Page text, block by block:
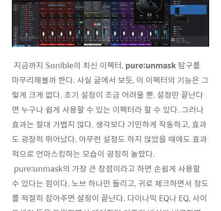
지금까지 Sonible의 최신 이펙터, pure:unmask 탐구를
마무리해볼까 한다. 사실 글에서 보듯, 이 이펙터의 기능은 그
렇게 크게 없다. 초기 설정이 조금 어려울 뿐, 설정만 끝난다
면 누구나 쉽게 사용할 수 있는 이펙터라 할 수 있다. 그러나
효과는 절대 가볍지 않다. 생각보다 기민하게 작동하고, 효과
도 굉장히 뛰어났다. 아무런 설정도 하지 않았을 때에도 효과
적으로 언마스킹하는 모습이 굉징히 놀랐다.
pure:unmask의 가장 큰 장점이라고 하면 손쉽게 사용할
수 있다는 점이다. 노브 하나만 돌리고, 귀로 체크하면서 정도
를 적절히 잡아주면 설정이 끝난다. 다이나믹 EQ나 EQ, 사이